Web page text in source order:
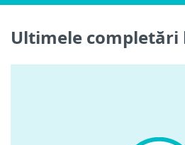
Ultimele completări